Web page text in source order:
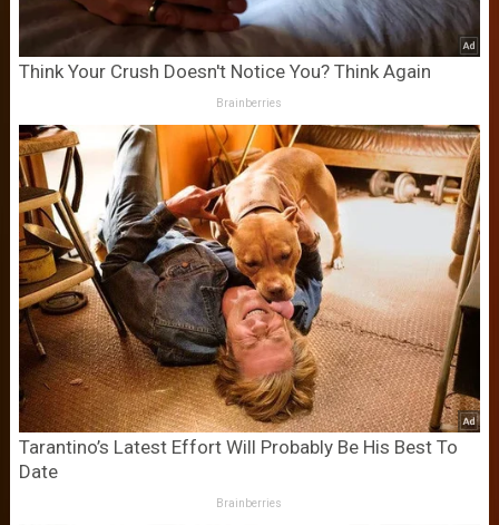
Think Your Crush Doesn't Notice You? Think Again
Brainberries
Tarantino’s Latest Effort Will Probably Be His Best To
Date
Brainberries